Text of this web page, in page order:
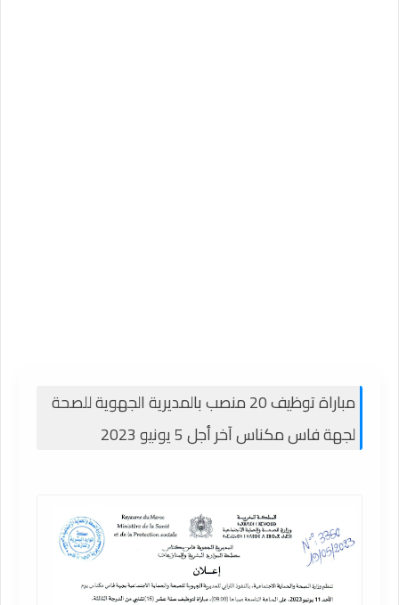
مباراة توظيف 20 منصب بالمديرية الجهوية للصحة
لجهة فاس مكناس آخر أجل 5 يونيو 2023